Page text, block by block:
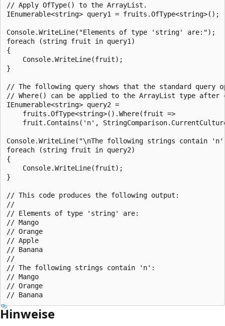
// Apply OfType() to the ArrayList.
IEnumerable<string> query1 = fruits.OfType<string>();
Console.WriteLine("Elements of type 'string' are:");
foreach (string fruit in query1)
{
    Console.WriteLine(fruit);
}
// The following query shows that the standard query
// Where() can be applied to the ArrayList type after
IEnumerable<string> query2 =
    fruits.OfType<string>().Where(fruit =>
fruit.Contains('n',
Console.WriteLine("\nThe following strings contain
foreach (string fruit in query2)
{
    Console.WriteLine(fruit);
}
// This code produces the following output:
//
// Elements of type 'string' are:
// Mango
// Orange
// Apple
// Banana
//
// The following strings contain 'n':
// Mango
// Orange
Hinweise